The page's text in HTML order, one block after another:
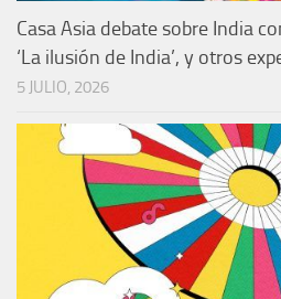
Casa Asia debate sobre India
‘La ilusión de India’, y otros
5 JULIO, 2026